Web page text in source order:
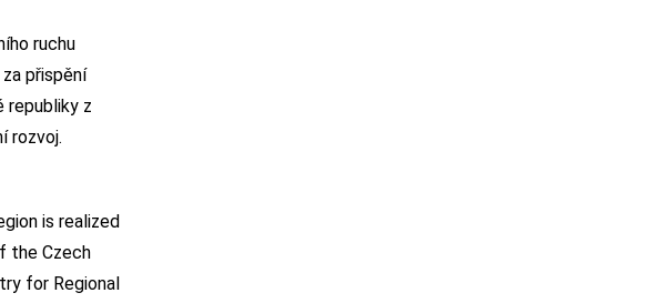
ruchu
přispění
republiky z
rozvoj.
is realized
the Czech
for Regional